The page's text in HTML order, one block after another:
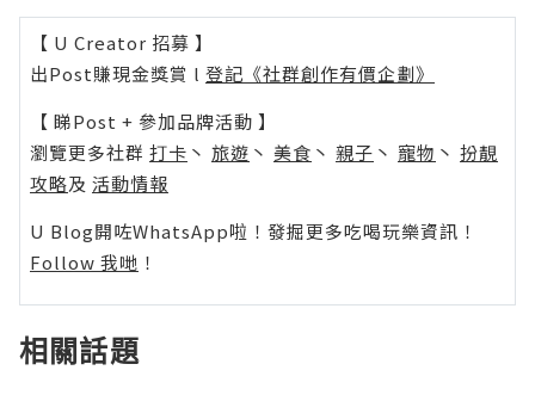
【 U Creator 招募 】
出Post賺現金獎賞 l 登記《社群創作有價企劃》
【 睇Post + 參加品牌活動 】
瀏覽更多社群 打卡 丶 旅遊 丶 美食 丶 親子 丶 寵物 丶 扮靚
攻略及 活動情報
U Blog開咗WhatsApp啦！發掘更多吃喝玩樂資訊！
Follow 我哋 ！
相關話題